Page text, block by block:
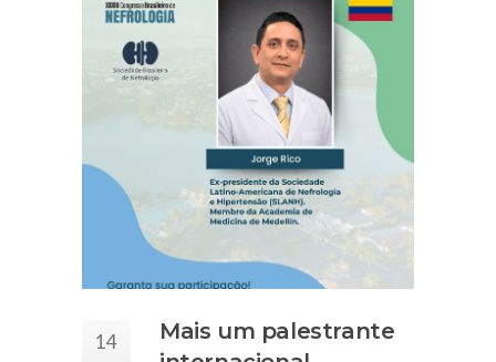
14
Mais um palestrante